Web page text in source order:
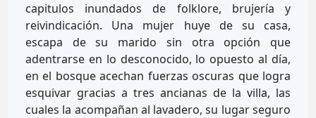
capitulos inundados de folklore, brujería y
reivindicación. Una mujer huye de su casa,
escapa de su marido sin otra opción que
adentrarse en lo desconocido, lo opuesto al día,
en el bosque acechan fuerzas oscuras que logra
esquivar gracias a tres ancianas de la villa, las
cuales la acompañan al lavadero, su lugar seguro